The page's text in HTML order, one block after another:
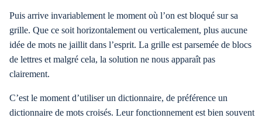
Puis arrive invariablement le moment où l’on est bloqué sur sa
grille. Que ce soit horizontalement ou verticalement, plus aucune
idée de mots ne jaillit dans l’esprit. La grille est parsemée de blocs
de lettres et malgré cela, la solution ne nous apparaît pas
clairement.
C’est le moment d’utiliser un dictionnaire, de préférence un
dictionnaire de mots croisés. Leur fonctionnement est bien souvent